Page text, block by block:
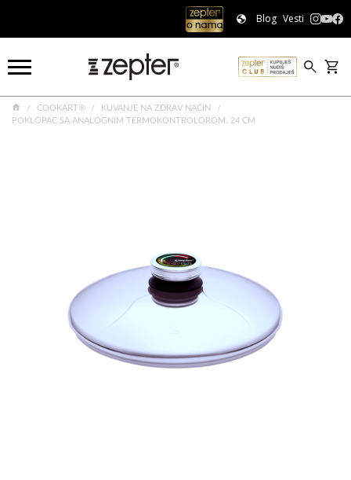
Blog Vesti
COOKART®
KUVANJE NA ZDRAV NAČIN
POKLOPAC SA ANALOGNIM TERMOKONTROLOROM, 24 CM